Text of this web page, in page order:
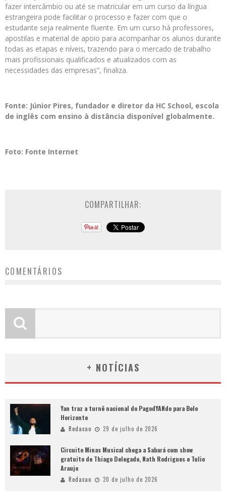
fazer intercâmbio ou até se matricular em um curso da língua
estrangeira pode facilitar o processo e fazer com que o
estudante seja realmente fluente. Em um curso há professores,
apostilas e material de apoio para acompanhar os alunos durante
todas as etapas e níveis, trazendo para o mercado de trabalho
mais profissionais qualificados e atualizados com as
necessidades das empresas”, finaliza.
Fonte: Júnior Pires, fundador e diretor da HC School, escola
de inglês com ensino à distância disponível globalmente.
Foto: Fonte Internet
COMPARTILHAR:
COMENTÁRIOS
+ NOTÍCIAS
Yan traz a turnê nacional do PagodYANdo para Belo
Horizonte
Redacao 29 de julho de 2026
Circuito Minas Musical chega a Sabará com show
gratuito de Thiago Delegado, Nath Rodrigues e Tulio
Araujo
Redacao 20 de julho de 2026